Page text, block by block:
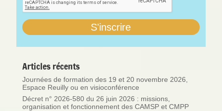
Articles récents
Journées de formation des 19 et 20 novembre 2026,
Espace Reuilly ou en visioconférence
Décret n° 2026-580 du 26 juin 2026 : missions,
organisation et fonctionnement des CAMSP et CMPP